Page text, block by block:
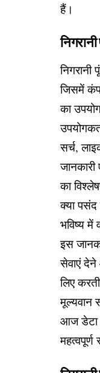
हैं।
निगरानी
जिसमें
का
सर्च,
का
क्या
भविष्य
इस
सेवाएं देने
लिए
मूल्यवान
आज डेटा
महत्वपूर्ण